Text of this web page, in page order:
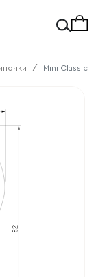
Mini Classic